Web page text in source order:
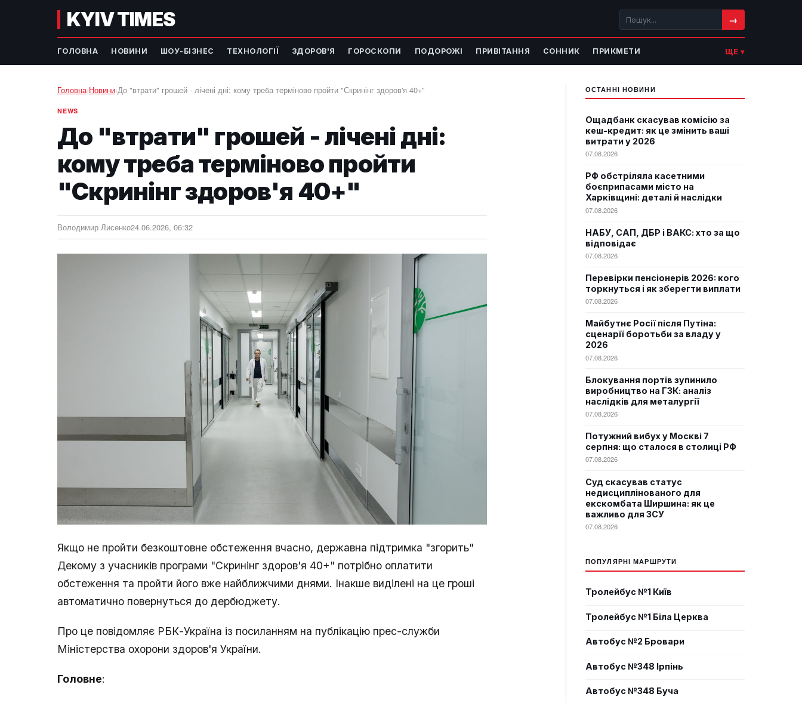
KYIV TIMES →
ГОЛОВНА НОВИНИ ШОУ-БІЗНЕС ТЕХНОЛОГІЇ ЗДОРОВ'Я ГОРОСКОПИ ПОДОРОЖІ ПРИВІТАННЯ СОННИК ПРИКМЕТИ ЩЕ ▾
Головна›Новини›До "втрати" грошей - лічені дні: кому треба терміново пройти "Скринінг здоров'я 40+"
NEWS
До "втрати" грошей - лічені дні:
кому треба терміново пройти
"Скринінг здоров'я 40+"
Володимир Лисенко24.06.2026, 06:32
Якщо не пройти безкоштовне обстеження вчасно, державна підтримка "згорить"
Декому з учасників програми "Скринінг здоров'я 40+" потрібно оплатити
обстеження та пройти його вже найближчими днями. Інакше виділені на це гроші
автоматично повернуться до дербюджету.
Про це повідомляє РБК-Україна із посиланням на публікацію прес-служби
Міністерства охорони здоров'я України.
Головне:
ОСТАННІ НОВИНИ
Ощадбанк скасував комісію за
кеш-кредит: як це змінить ваші
витрати у 2026
07.08.2026
РФ обстріляла касетними
боєприпасами місто на
Харківщині: деталі й наслідки
07.08.2026
НАБУ, САП, ДБР і ВАКС: хто за що
відповідає
07.08.2026
Перевірки пенсіонерів 2026: кого
торкнуться і як зберегти виплати
07.08.2026
Майбутнє Росії після Путіна:
сценарії боротьби за владу у
2026
07.08.2026
Блокування портів зупинило
виробництво на ГЗК: аналіз
наслідків для металургії
07.08.2026
Потужний вибух у Москві 7
серпня: що сталося в столиці РФ
07.08.2026
Суд скасував статус
недисциплінованого для
екскомбата Ширшина: як це
важливо для ЗСУ
07.08.2026
ПОПУЛЯРНІ МАРШРУТИ
Тролейбус №1 Київ
Тролейбус №1 Біла Церква
Автобус №2 Бровари
Автобус №348 Ірпінь
Автобус №348 Буча